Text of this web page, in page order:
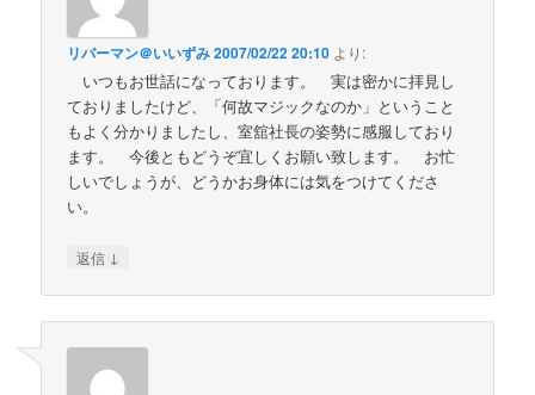
リバーマン＠いいずみ2007/02/22 20:10 より:
いつもお世話になっております。 実は密かに拝見し
ておりましたけど、「何故マジックなのか」ということ
もよく分かりましたし、室舘社長の姿勢に感服しており
ます。 今後ともどうぞ宜しくお願い致します。 お忙
しいでしょうが、どうかお身体には気をつけてくださ
い。
返信 ↓